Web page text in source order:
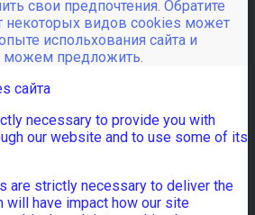
свои предпочтения. Обратите
некоторых видов cookies может
испольхования сайта и
можем предложить.
сайта
necessary to provide you with
our website and to use some of its
are strictly necessary to deliver the
will have impact how our site